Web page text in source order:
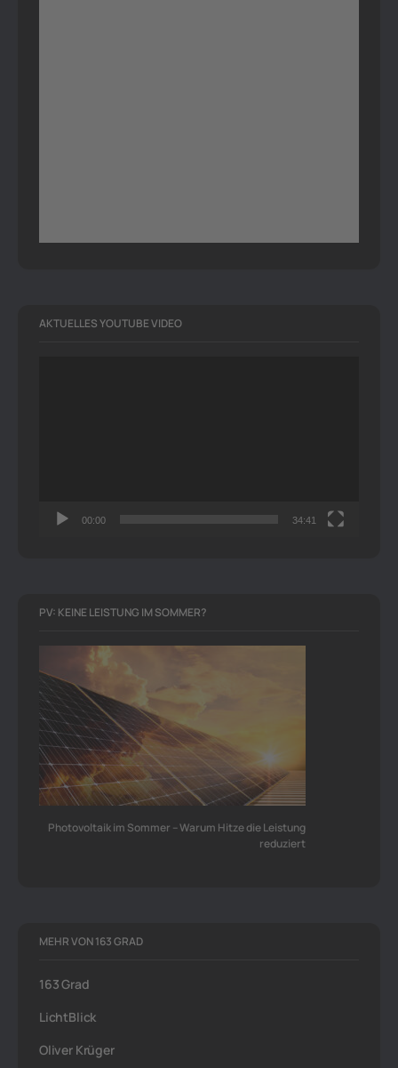
AKTUELLES YOUTUBE VIDEO
00:00 34:41
PV: KEINE LEISTUNG IM SOMMER?
Photovoltaik im Sommer – Warum Hitze die Leistung
reduziert
MEHR VON 163 GRAD
163 Grad
LichtBlick
Oliver Krüger